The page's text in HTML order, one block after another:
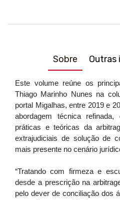
Sobre
Este volume reúne os
Thiago Marinho Nunes na
portal Migalhas, entre 2019 e
abordagem técnica
práticas e teóricas da
extrajudiciais de solução de
mais presente no cenário
“Tratando com firmeza e
desde a prescrição na
pelo dever de conciliação dos